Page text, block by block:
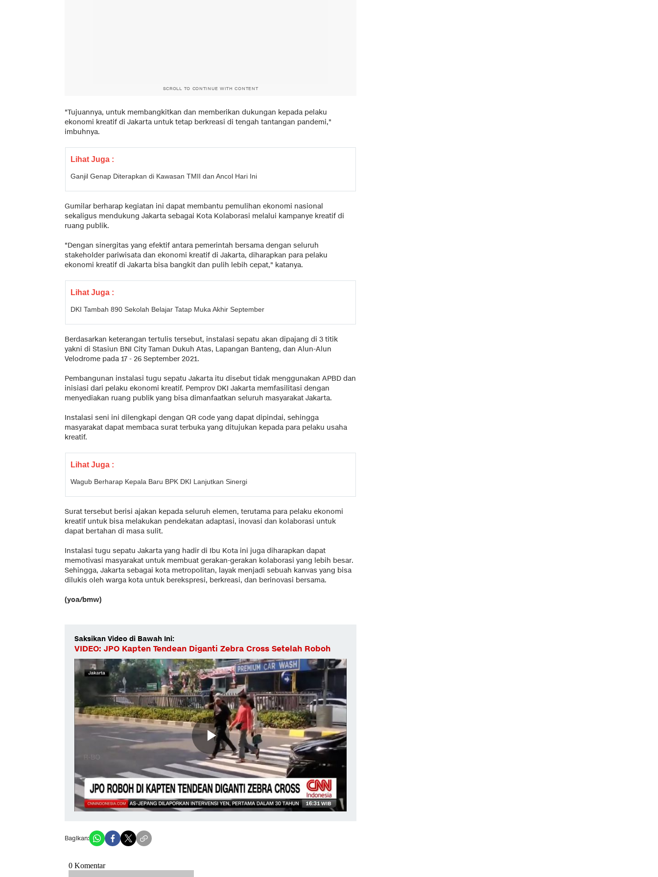
SCROLL TO CONTINUE WITH CONTENT
"Tujuannya, untuk membangkitkan dan memberikan dukungan kepada pelaku
ekonomi kreatif di Jakarta untuk tetap berkreasi di tengah tantangan pandemi,"
imbuhnya.
Lihat Juga :
Ganjil Genap Diterapkan di Kawasan TMII dan Ancol Hari Ini
Gumilar berharap kegiatan ini dapat membantu pemulihan ekonomi nasional
sekaligus mendukung Jakarta sebagai Kota Kolaborasi melalui kampanye kreatif di
ruang publik.
"Dengan sinergitas yang efektif antara pemerintah bersama dengan seluruh
stakeholder pariwisata dan ekonomi kreatif di Jakarta, diharapkan para pelaku
ekonomi kreatif di Jakarta bisa bangkit dan pulih lebih cepat," katanya.
Lihat Juga :
DKI Tambah 890 Sekolah Belajar Tatap Muka Akhir September
Berdasarkan keterangan tertulis tersebut, instalasi sepatu akan dipajang di 3 titik
yakni di Stasiun BNI City Taman Dukuh Atas, Lapangan Banteng, dan Alun-Alun
Velodrome pada 17 - 26 September 2021.
Pembangunan instalasi tugu sepatu Jakarta itu disebut tidak menggunakan APBD dan
inisiasi dari pelaku ekonomi kreatif. Pemprov DKI Jakarta memfasilitasi dengan
menyediakan ruang publik yang bisa dimanfaatkan seluruh masyarakat Jakarta.
Instalasi seni ini dilengkapi dengan QR code yang dapat dipindai, sehingga
masyarakat dapat membaca surat terbuka yang ditujukan kepada para pelaku usaha
kreatif.
Lihat Juga :
Wagub Berharap Kepala Baru BPK DKI Lanjutkan Sinergi
Surat tersebut berisi ajakan kepada seluruh elemen, terutama para pelaku ekonomi
kreatif untuk bisa melakukan pendekatan adaptasi, inovasi dan kolaborasi untuk
dapat bertahan di masa sulit.
Instalasi tugu sepatu Jakarta yang hadir di Ibu Kota ini juga diharapkan dapat
memotivasi masyarakat untuk membuat gerakan-gerakan kolaborasi yang lebih besar.
Sehingga, Jakarta sebagai kota metropolitan, layak menjadi sebuah kanvas yang bisa
dilukis oleh warga kota untuk berekspresi, berkreasi, dan berinovasi bersama.
(yoa/bmw)
Saksikan Video di Bawah Ini:
VIDEO: JPO Kapten Tendean Diganti Zebra Cross Setelah Roboh
Bagikan: